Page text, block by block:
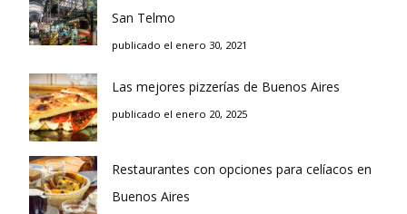
San Telmo
publicado el enero 30, 2021
Las mejores pizzerías de Buenos Aires
publicado el enero 20, 2025
Restaurantes con opciones para celíacos en
Buenos Aires